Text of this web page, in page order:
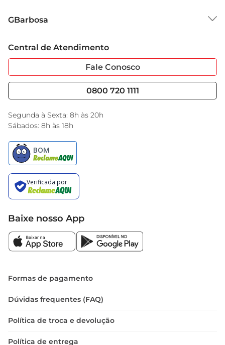
Grupo Cencosud
Sobre Privacidade
Portal do Fornecedo
Nossas Lojas
GBarbosa
Garantia Estendida
Serviços
Black Friday
Encarte do Dia
Central de Atendimento
Fale Conosco
0800 720 1111
Segunda à Sexta: 8h às 20h
Sábados: 8h às 18h
Baixe nosso App
Formas de pagamento
Dúvidas frequentes (FAQ)
Política de troca e devolução
Política de entrega